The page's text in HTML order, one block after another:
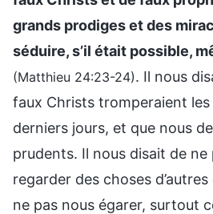
grands prodiges et des
séduire, s’il était possible,
(Matthieu 24:23-24). Il nous
faux Christs tromperaient les
derniers jours, et que nous
prudents. Il nous disait de ne
regarder des choses
ne pas nous égarer, surtout